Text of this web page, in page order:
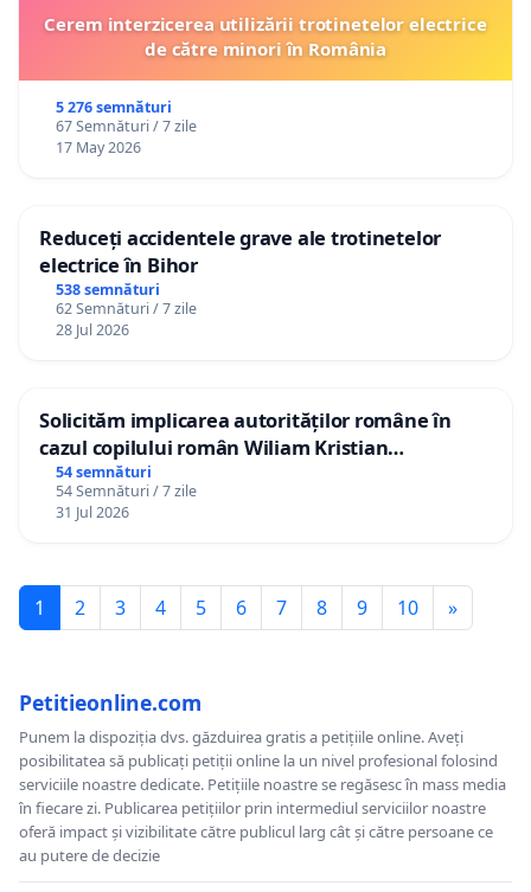
Cerem interzicerea utilizării trotinetelor electrice
de către minori în România
5 276 semnături
67 Semnături / 7 zile
17 May 2026
Reduceți accidentele grave ale trotinetelor
electrice în Bihor
538 semnături
62 Semnături / 7 zile
28 Jul 2026
Solicităm implicarea autorităților române în
cazul copilului român Wiliam Kristian
Gheorghe, aflat în plasament în Danemarca de
12 ani
54 semnături
54 Semnături / 7 zile
31 Jul 2026
1 2 3 4 5 6 7 8 9 10 »
Petitieonline.com
Punem la dispoziția dvs. găzduirea gratis a petițiile online. Aveți
posibilitatea să publicați petiții online la un nivel profesional folosind
serviciile noastre dedicate. Petițiile noastre se regăsesc în mass media
în fiecare zi. Publicarea petițiilor prin intermediul serviciilor noastre
oferă impact și vizibilitate către publicul larg cât și către persoane ce
au putere de decizie